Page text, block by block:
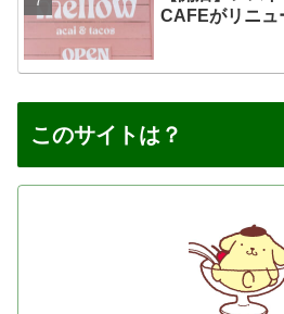
CAFEがリニュ
このサイトは？